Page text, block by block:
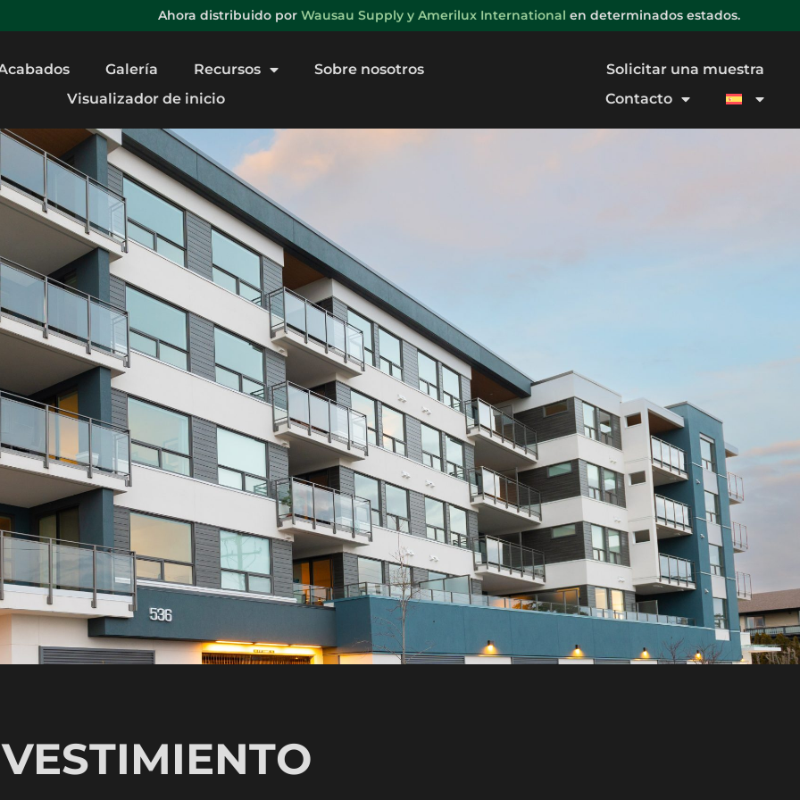
Ahora distribuido por Wausau Supply y Amerilux International en determinados estados.
Galería Recursos
Sobre nosotros
Visualizador de inicio
Solicitar una muestra
Contacto